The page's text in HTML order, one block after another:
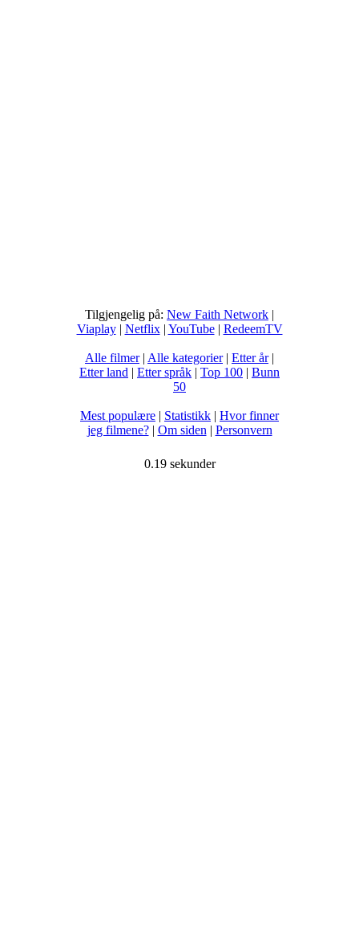
Tilgjengelig på: New Faith Network |
Viaplay| Netflix| YouTube| RedeemTV
Alle filmer| Alle kategorier| Etter år|
Etter land | Etter språk | Top 100 | Bunn
50
Mest populære | Statistikk | Hvor finner
jeg filmene?| Om siden | Personvern
0.19 sekunder